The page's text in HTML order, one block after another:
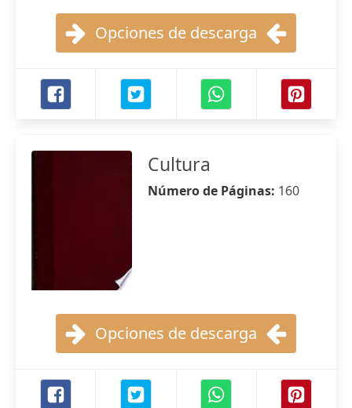
Opciones de descarga
Cultura
Número de Páginas: 160
Opciones de descarga